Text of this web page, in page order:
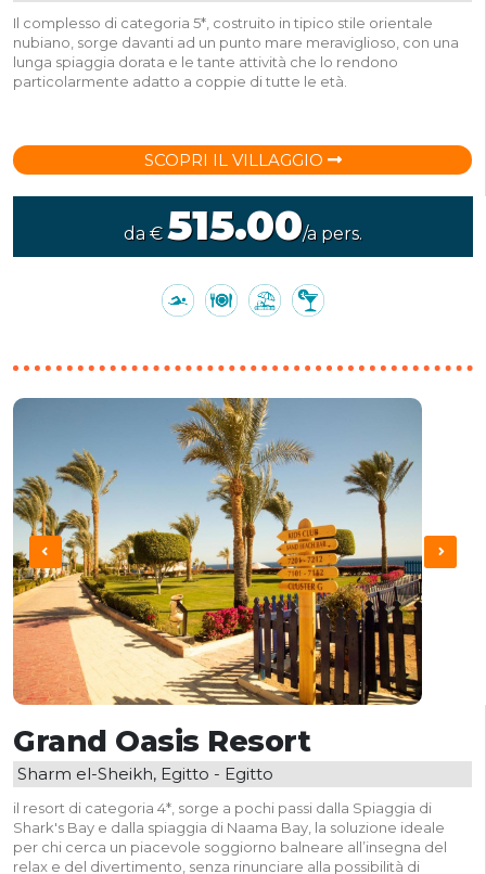
Il complesso di categoria 5*, costruito in tipico stile orientale
nubiano, sorge davanti ad un punto mare meraviglioso, con una
lunga spiaggia dorata e le tante attività che lo rendono
particolarmente adatto a coppie di tutte le età.
SCOPRI IL VILLAGGIO
da €515.00/a pers.
Grand Oasis Resort
Sharm el-Sheikh, Egitto - Egitto
il resort di categoria 4*, sorge a pochi passi dalla Spiaggia di
Shark's Bay e dalla spiaggia di Naama Bay, la soluzione ideale
per chi cerca un piacevole soggiorno balneare all’insegna del
relax e del divertimento, senza rinunciare alla possibilità di